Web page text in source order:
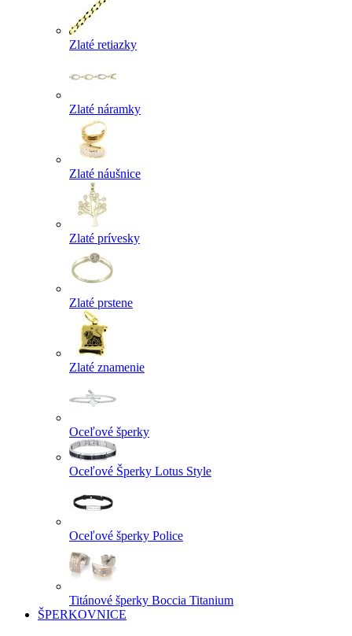
Zlaté retiazky
Zlaté náramky
Zlaté náušnice
Zlaté prívesky
Zlaté prstene
Zlaté znamenie
Oceľové šperky
Oceľové Šperky Lotus Style
Oceľové šperky Police
Titánové šperky Boccia Titanium
ŠPERKOVNICE